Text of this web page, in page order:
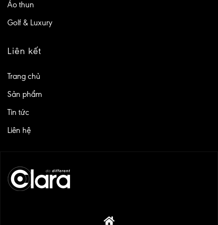
Áo thun
Golf & Luxury
Liên kết
Trang chủ
Sản phẩm
Tin tức
Liên hệ